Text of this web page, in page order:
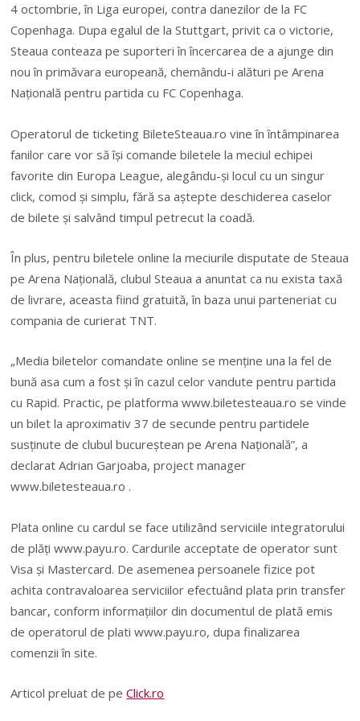
4 octombrie, în Liga europei, contra danezilor de la FC
Copenhaga. Dupa egalul de la Stuttgart, privit ca o victorie,
Steaua conteaza pe suporteri în încercarea de a ajunge din
nou în primăvara europeană, chemându-i alături pe Arena
Naţională pentru partida cu FC Copenhaga.
Operatorul de ticketing BileteSteaua.ro vine în întâmpinarea
fanilor care vor să îşi comande biletele la meciul echipei
favorite din Europa League, alegându-şi locul cu un singur
click, comod şi simplu, fără sa aştepte deschiderea caselor
de bilete şi salvând timpul petrecut la coadă.
În plus, pentru biletele online la meciurile disputate de Steaua
pe Arena Naţională, clubul Steaua a anuntat ca nu exista taxă
de livrare, aceasta fiind gratuită, în baza unui parteneriat cu
compania de curierat TNT.
„Media biletelor comandate online se menţine una la fel de
bună asa cum a fost şi în cazul celor vandute pentru partida
cu Rapid. Practic, pe platforma www.biletesteaua.ro se vinde
un bilet la aproximativ 37 de secunde pentru partidele
susţinute de clubul bucureştean pe Arena Naţională”, a
declarat Adrian Garjoaba, project manager
www.biletesteaua.ro .
Plata online cu cardul se face utilizând serviciile integratorului
de plăţi www.payu.ro. Cardurile acceptate de operator sunt
Visa şi Mastercard. De asemenea persoanele fizice pot
achita contravaloarea serviciilor efectuând plata prin transfer
bancar, conform informaţiilor din documentul de plată emis
de operatorul de plati www.payu.ro, dupa finalizarea
comenzii în site.
Articol preluat de peClick.ro